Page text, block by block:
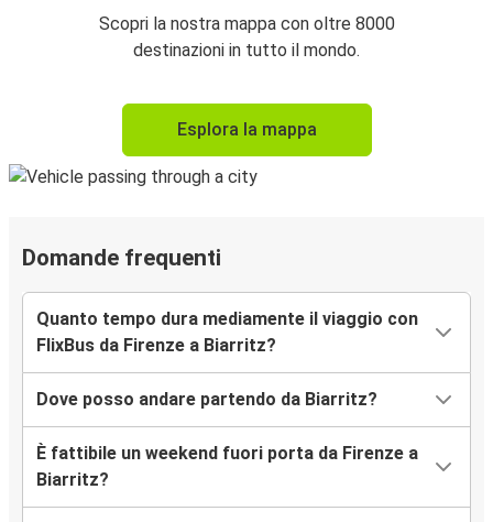
Scopri la nostra mappa con oltre 8000
destinazioni in tutto il mondo.
Esplora la mappa
Domande frequenti
Quanto tempo dura mediamente il viaggio con
FlixBus da Firenze a Biarritz?
Dove posso andare partendo da Biarritz?
È fattibile un weekend fuori porta da Firenze a
Biarritz?